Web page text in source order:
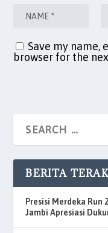
Save my name,
browser for the
BERITA
Presisi Merdeka Run
Jambi Apresiasi